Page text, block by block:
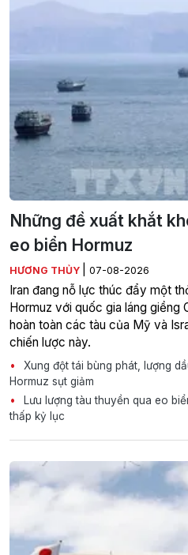
Những đề xuất khắt
eo biển Hormuz
HƯƠNG THỦY 07-08-2026
Iran đang nỗ lực thúc đẩy một
Hormuz với quốc gia láng giềng
hoàn toàn các tàu của Mỹ và
chiến lược này.
Xung đột tái bùng phát, lượng
Hormuz sụt giảm
Lưu lượng tàu thuyền qua eo
thấp kỷ lục